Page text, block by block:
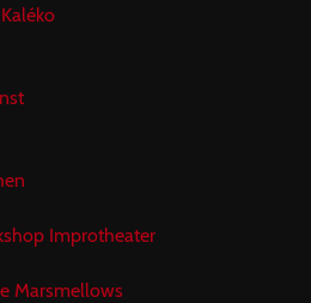
Improtheater
Marsmellows